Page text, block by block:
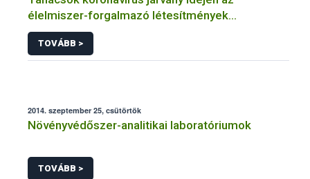
élelmiszer-forgalmazó létesítmények
üzemeltetőinek
TOVÁBB >
2014. szeptember 25, csütörtök
Növényvédőszer-analitikai laboratóriumok
TOVÁBB >